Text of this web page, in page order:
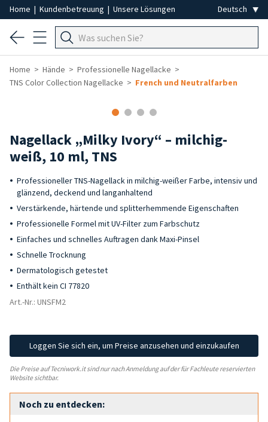
Home | Kundenbetreuung | Unsere Lösungen
Home Hände
Professionelle Nagellacke
TNS Color Collection Nagellacke
French und Neutralfarben
Nagellack „Milky Ivory“ – milchig-
weiß, 10 ml, TNS
Professioneller TNS-Nagellack in milchig-weißer Farbe, intensiv und
glänzend, deckend und langanhaltend
Verstärkende, härtende und splitterhemmende Eigenschaften
Professionelle Formel mit UV-Filter zum Farbschutz
Einfaches und schnelles Auftragen dank Maxi-Pinsel
Schnelle Trocknung
Dermatologisch getestet
Enthält kein CI 77820
Art.-Nr.: UNSFM2
Loggen Sie sich ein, um Preise anzusehen und einzukaufen
Die Preise auf Tecniwork.it sind nur nach Anmeldung auf der für Fachleute reservierten
Website sichtbar.
Noch zu entdecken: